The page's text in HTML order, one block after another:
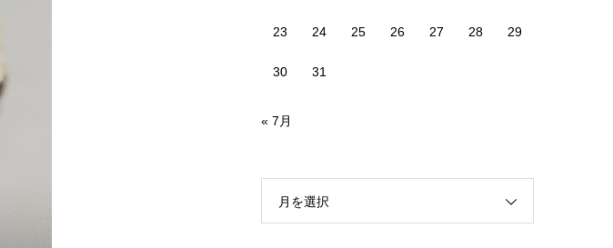
23 24 25 26 27 28 29
30 31
« 7月
月を選択